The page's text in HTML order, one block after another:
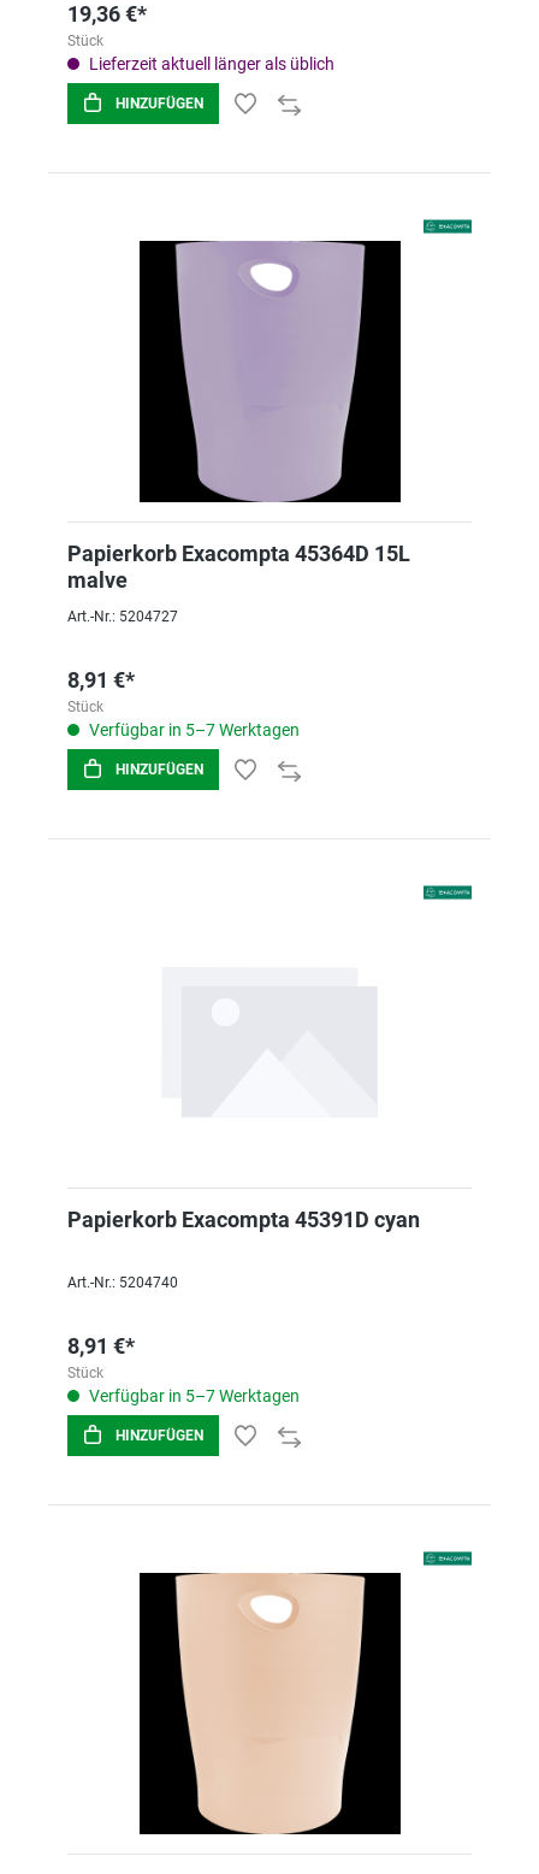
19,36 €*
Stück
Lieferzeit aktuell länger als üblich
HINZUFÜGEN
Papierkorb Exacompta 45364D 15L
malve
Art.-Nr.: 5204727
8,91 €*
Stück
Verfügbar in 5–7 Werktagen
HINZUFÜGEN
Papierkorb Exacompta 45391D cyan
Art.-Nr.: 5204740
8,91 €*
Stück
Verfügbar in 5–7 Werktagen
HINZUFÜGEN